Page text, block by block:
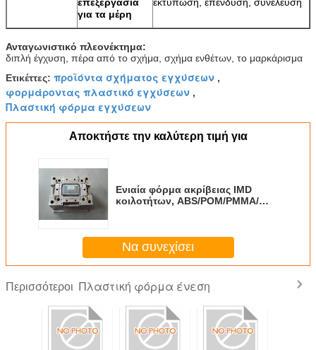
για τα μέρη
Ανταγωνιστικό πλεονέκτημα:
διπλή έγχυση, πέρα από το σχήμα, σχήμα ενθέτων, το μαρκάρισμα
Ετικέττες: προϊόντα σχήματος εγχύσεων ,
φορμάροντας πλαστικό εγχύσεων ,
Πλαστική φόρμα εγχύσεων
Αποκτήστε την καλύτερη τιμή για
Ενιαία φόρμα ακρίβειας IMD
κοιλοτήτων, ABS/POM/PMMA/
Να συνεχίσει
Περισσότεροι Πλαστική φόρμα ένεση